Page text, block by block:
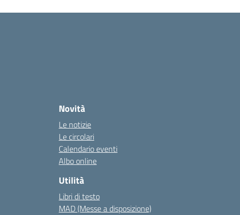
Novità
Le notizie
Le circolari
Calendario eventi
Albo online
Utilità
Libri di testo
MAD (Messe a disposizione)